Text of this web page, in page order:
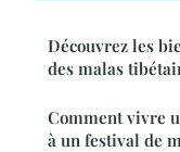
Découvrez les
des malas
Comment vivre
à un festival de